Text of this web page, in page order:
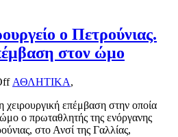
ο Πετρούνιας.
στον ώμο
ΑΘΛΗΤΙΚΑ,
χειρουργική επέμβαση στην οποία
ο πρωταθλητής της ενόργανης
στο Ανσί της Γαλλίας,